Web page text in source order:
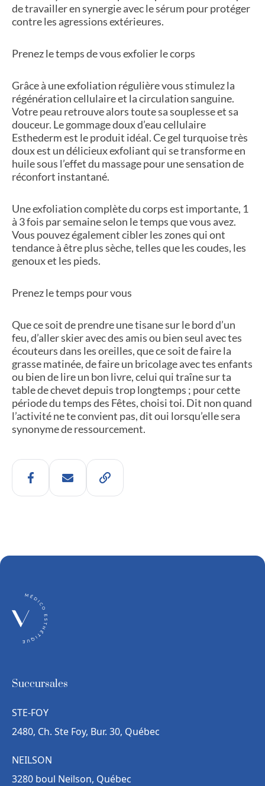
de travailler en synergie avec le sérum pour protéger
contre les agressions extérieures.
Prenez le temps de vous exfolier le corps
Grâce à une exfoliation régulière vous stimulez la
régénération cellulaire et la circulation sanguine.
Votre peau retrouve alors toute sa souplesse et sa
douceur. Le gommage doux d’eau cellulaire
Esthederm est le produit idéal.Ce gel turquoise très
doux est un délicieux exfoliant qui se transforme en
huile sous l’effet du massage pour une sensation de
réconfort instantané.
Une exfoliation complète du corps est importante, 1
à 3 fois par semaine selon le temps que vous avez.
Vous pouvez également cibler les zones qui ont
tendance à être plus sèche, telles que les coudes, les
genoux et les pieds.
Prenez le temps pour vous
Que ce soit de prendre une tisane sur le bord d’un
feu, d’aller skier avec des amis ou bien seul avec tes
écouteurs dans les oreilles, que ce soit de faire la
grasse matinée, de faire un bricolage avec tes enfants
ou bien de lire un bon livre, celui qui traîne sur ta
table de chevet depuis trop longtemps ; pour cette
période du temps des Fêtes, choisi toi. Dit non quand
l’activité ne te convient pas, dit oui lorsqu’elle sera
synonyme de ressourcement.
Succursales
STE-FOY
2480, Ch. Ste Foy, Bur. 30, Québec
NEILSON
3280 boul Neilson, Québec